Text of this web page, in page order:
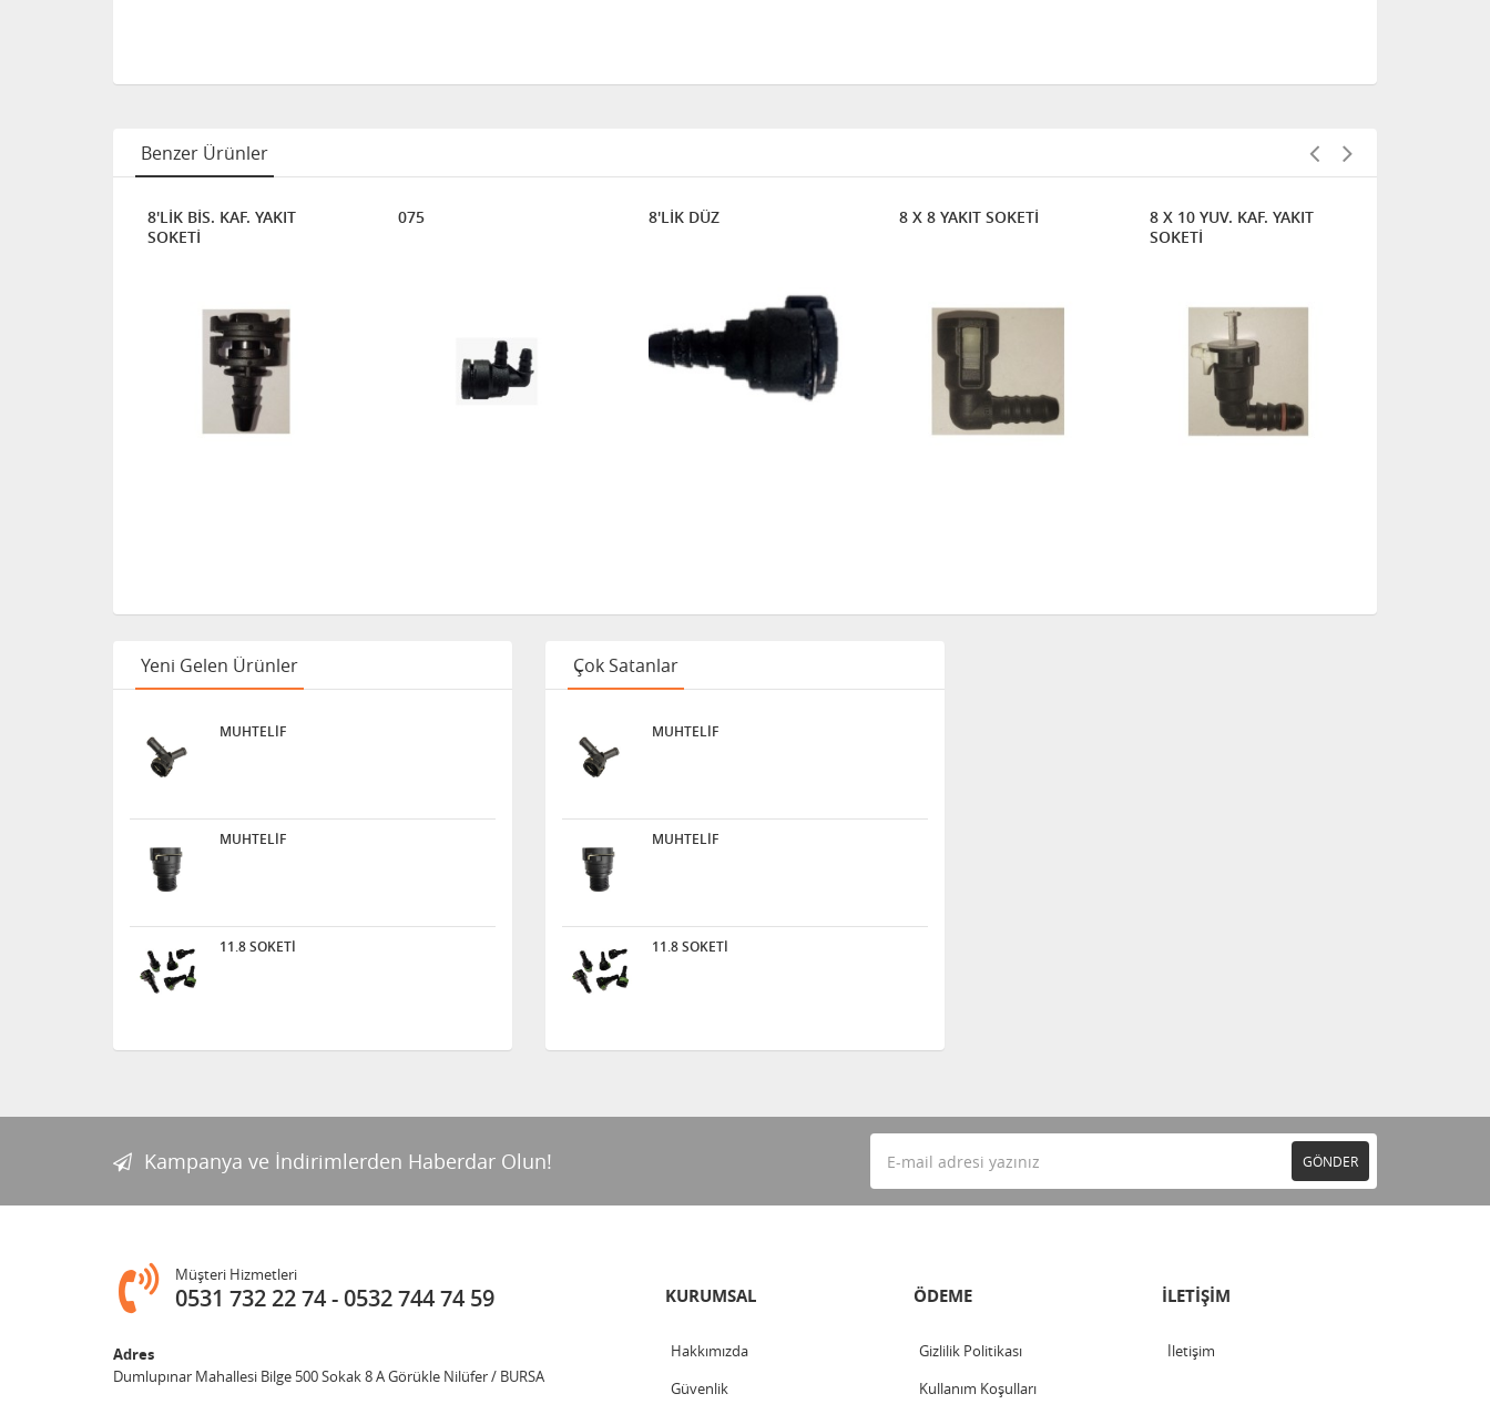
Benzer Ürünler
8'LİK BİS. KAF. YAKIT
SOKETİ
075 8'LİK DÜZ 8 X 8 YAKIT SOKETİ
8 X 10 YUV. KAF. YAKIT
SOKETİ
Yeni Gelen Ürünler
MUHTELİF
MUHTELİF
11.8 SOKETİ
Çok Satanlar
MUHTELİF
MUHTELİF
11.8 SOKETİ
Kampanya ve İndirimlerden Haberdar Olun! GÖNDER
Müşteri Hizmetleri
0531 732 22 74 0532 744 74 59
Adres
Dumlupınar Mahallesi Bilge 500 Sokak 8 A Görükle Nilüfer / BURSA
KURUMSAL
Hakkımızda
Güvenlik
ÖDEME
Gizlilik Politikası
Kullanım Koşulları
İLETİŞİM
İletişim